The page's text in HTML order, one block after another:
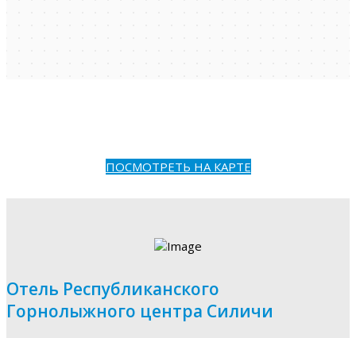
ПОСМОТРЕТЬ НА КАРТЕ
Отель Республиканского
Горнолыжного центра Силичи